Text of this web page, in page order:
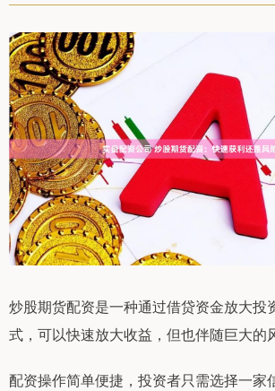
炒股期货配资是一种通过借贷资金放大投
式，可以快速放大收益，但也伴随巨大的
配资操作简单便捷，投资者只需选择一家